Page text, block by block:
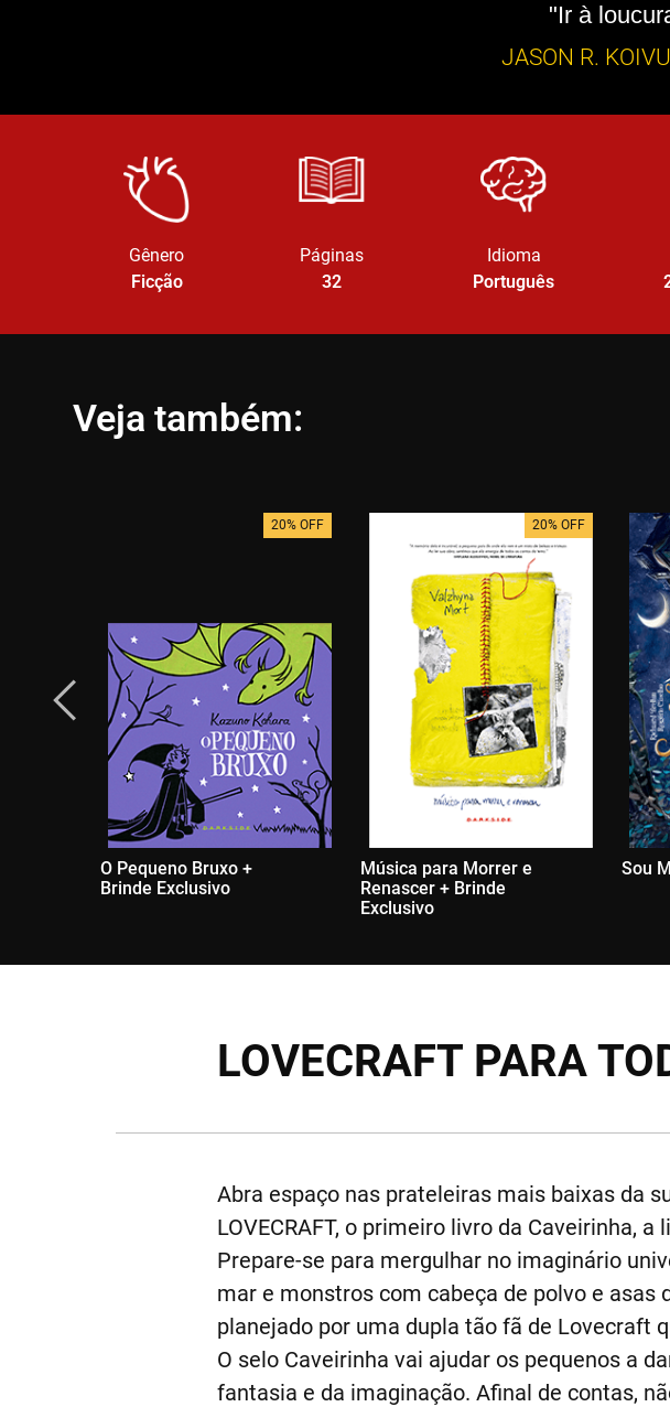
"Ir à
JASON R.
Gênero
Ficção
Páginas
32
Idioma
Português
Veja também:
20% OFF
O Pequeno Bruxo +
Brinde Exclusivo
20% OFF
Música para Morrer e
Renascer + Brinde
Exclusivo
Sou
LOVECRAFT PARA
Abra espaço nas prateleiras mais baixas da
LOVECRAFT, o primeiro livro da Caveirinha,
Prepare-se para mergulhar no imaginário
mar e monstros com cabeça de polvo e
planejado por uma dupla tão fã de Lovecraft
O selo Caveirinha vai ajudar os pequenos a
fantasia e da imaginação. Afinal de contas,